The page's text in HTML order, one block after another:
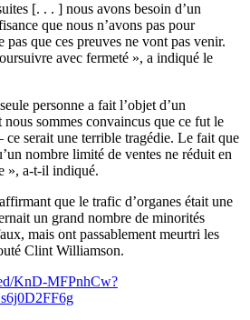
[. . . ] nous avons besoin d’un
que nous n’avons pas pour
que ces preuves ne vont pas venir.
avec fermeté », a indiqué le
personne a fait l’objet d’un
nous sommes convaincus que ce fut le
ce serait une terrible tragédie. Le fait que
nombre limité de ventes ne réduit en
», a-t-il indiqué.
que le trafic d’organes était une
un grand nombre de minorités
mais ont passablement meurtri les
Clint Williamson.
KnD-MFPnhCw?